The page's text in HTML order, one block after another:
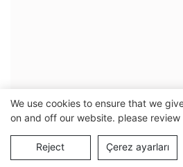
We use cookies to ensure that we
on and off our website. please review
Reject Çerez ayarları